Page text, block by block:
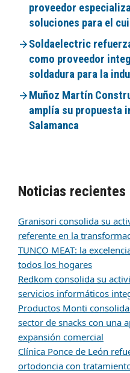
proveedor
soluciones para el
Soldaelectric
como proveedor
soldadura para la
Muñoz Martín
amplía su propuesta
Salamanca
Noticias recientes
Granisori consolida su
referente en la
TUNCO MEAT: la
todos los hogares
Redkom consolida su
servicios informáticos
Productos Monti
sector de snacks con una
expansión comercial
Clínica Ponce de León
ortodoncia con